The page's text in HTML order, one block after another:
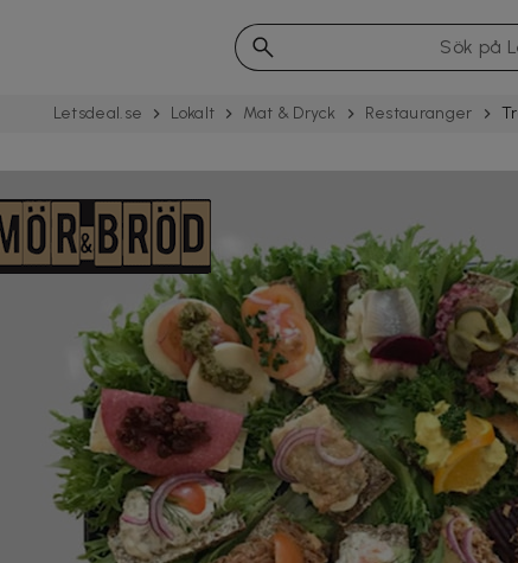
Letsdeal.se Lokalt Mat & Dryck Restau­rang­er